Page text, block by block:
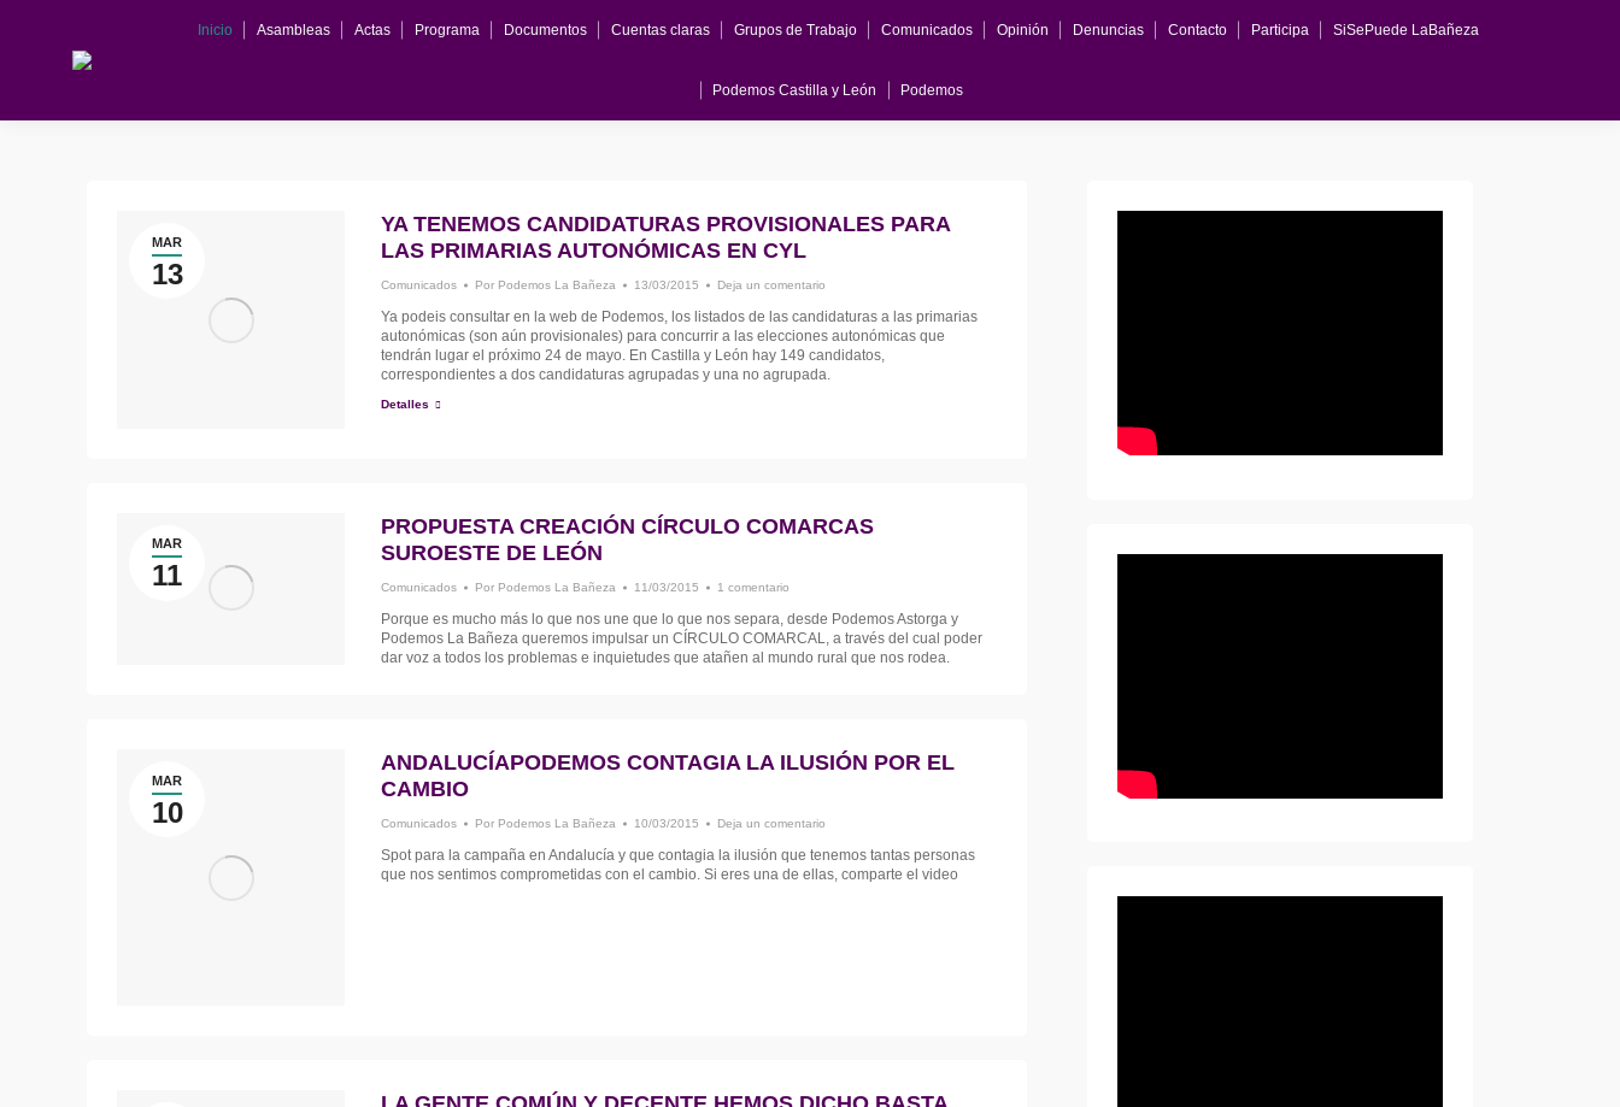
Inicio Asambleas Actas Programa Documentos Cuentas claras Grupos de Trabajo Comunicados Opinión Denuncias Contacto Participa SiSePuede LaBañeza
Podemos Castilla y León Podemos
MAR
13
YA TENEMOS CANDIDATURAS PROVISIONALES PARA
LAS PRIMARIAS AUTONÓMICAS EN CYL
Comunicados Por Podemos La Bañeza 13/03/2015 Deja un comentario
Ya podeis consultar en la web de Podemos, los listados de las candidaturas a las primarias
autonómicas (son aún provisionales) para concurrir a las elecciones autonómicas que
tendrán lugar el próximo 24 de mayo. En Castilla y León hay 149 candidatos,
correspondientes a dos candidaturas agrupadas y una no agrupada.
Detalles
MAR
11
PROPUESTA CREACIÓN CÍRCULO COMARCAS
SUROESTE DE LEÓN
Comunicados Por Podemos La Bañeza 11/03/2015 1 comentario
Porque es mucho más lo que nos une que lo que nos separa, desde Podemos Astorga y
Podemos La Bañeza queremos impulsar un CÍRCULO COMARCAL, a través del cual poder
dar voz a todos los problemas e inquietudes que atañen al mundo rural que nos rodea.
MAR
10
ANDALUCÍAPODEMOS CONTAGIA LA ILUSIÓN POR EL
CAMBIO
Comunicados Por Podemos La Bañeza 10/03/2015 Deja un comentario
Spot para la campaña en Andalucía y que contagia la ilusión que tenemos tantas personas
que nos sentimos comprometidas con el cambio. Si eres una de ellas, comparte el video